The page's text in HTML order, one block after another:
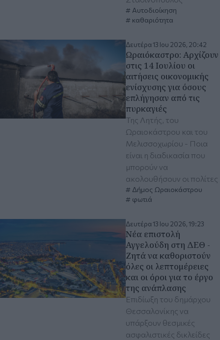
Αυτοδιοίκηση
καθαριότητα
Δευτέρα 13 Ιου 2026, 20:42
Ωραιόκαστρο: Αρχίζουν
στις 14 Ιουλίου οι
αιτήσεις οικονομικής
ενίσχυσης για όσους
επλήγησαν από τις
πυρκαγιές
Της Λητής, του
Ωραιοκάστρου και του
Μελισσοχωρίου - Ποια
είναι η διαδικασία που
μπορούν να
ακολουθήσουν οι πολίτες
Δήμος Ωραιοκάστρου
φωτιά
Δευτέρα 13 Ιου 2026, 19:23
Νέα επιστολή
Αγγελούδη στη ΔΕΘ -
Ζητά να καθοριστούν
όλες οι λεπτομέρειες
και οι όροι για το έργο
της ανάπλασης
Επιδίωξη του δημάρχου
Θεσσαλονίκης να
υπάρξουν θεσμικές
ασφαλιστικές δικλείδες